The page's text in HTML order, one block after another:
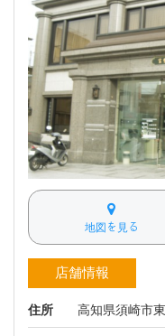
地図を見る
店舗情報
住所 高知県須崎市